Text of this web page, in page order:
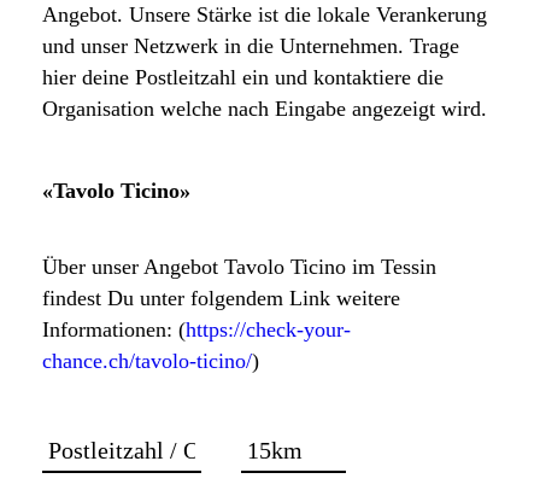
Angebot. Unsere Stärke ist die lokale Verankerung
und unser Netzwerk in die Unternehmen. Trage
hier deine Postleitzahl ein und kontaktiere die
Organisation welche nach Eingabe angezeigt wird.
«Tavolo Ticino»
Über unser Angebot Tavolo Ticino im Tessin
findest Du unter folgendem Link weitere
Informationen: (https://check-your-
chance.ch/tavolo-ticino/)